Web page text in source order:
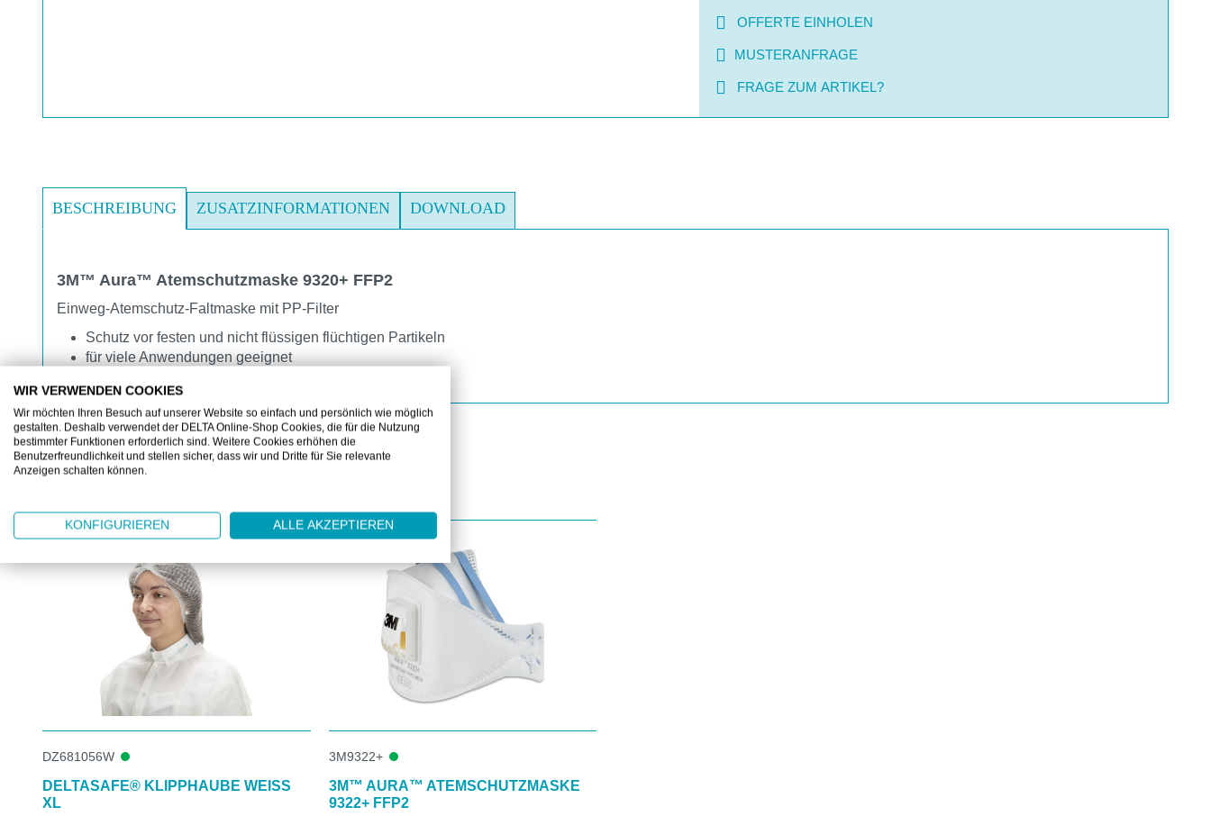
OFFERTE EINHOLEN
MUSTERANFRAGE
FRAGE ZUM ARTIKEL?
BESCHREIBUNG ZUSATZINFORMATIONEN DOWNLOAD
3M™ Aura™ Atemschutzmaske 9320+ FFP2
Einweg-Atemschutz-Faltmaske mit PP-Filter
Schutz vor festen und nicht flüssigen flüchtigen Partikeln
für viele Anwendungen geeignet
Produktgalerie überspringen
DZ681056W
DELTASAFE® KLIPPHAUBE WEISS
XL
3M9322+
3M™ AURA™ ATEMSCHUTZMASKE
9322+ FFP2
WIR VERWENDEN COOKIES
Wir möchten Ihren Besuch auf unserer Website so einfach und persönlich wie möglich
gestalten. Deshalb verwendet der DELTA Online-Shop Cookies, die für die Nutzung
bestimmter Funktionen erforderlich sind. Weitere Cookies erhöhen die
Benutzerfreundlichkeit und stellen sicher, dass wir und Dritte für Sie relevante
Anzeigen schalten können.
KONFIGURIEREN ALLE AKZEPTIEREN